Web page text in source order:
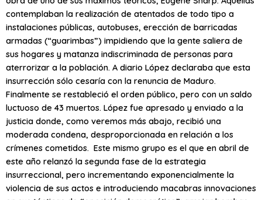
contemplaban la realización de atentados de todo tipo a
instalaciones públicas, autobuses, erección de barricadas
armadas (“guarimbas”) impidiendo que la gente saliera de
sus hogares y matanza indiscriminada de personas para
aterrorizar a la población. A diario López declaraba que esta
insurrección sólo cesaría con la renuncia de Maduro.
Finalmente se restableció el orden público, pero con un saldo
luctuoso de 43 muertos. López fue apresado y enviado a la
justicia donde, como veremos más abajo, recibió una
moderada condena, desproporcionada en relación a los
crímenes cometidos. Este mismo grupo es el que en abril de
este año relanzó la segunda fase de la estrategia
insurreccional, pero incrementando exponencialmente la
violencia de sus actos e introduciendo macabras innovaciones